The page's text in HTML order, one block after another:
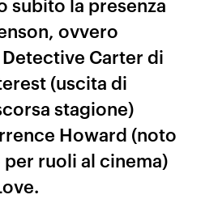
ovvero
Detective Carter di
(uscita di
stagione)
Howard (noto
ruoli al cinema)